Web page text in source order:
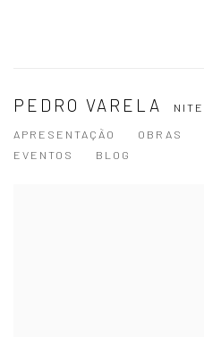
PEDRO VARELA
APRESENTAÇÃO
OBRAS
EVENTOS
BLOG